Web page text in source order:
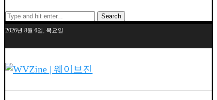
Search
2026년 8월 6일, 목요일